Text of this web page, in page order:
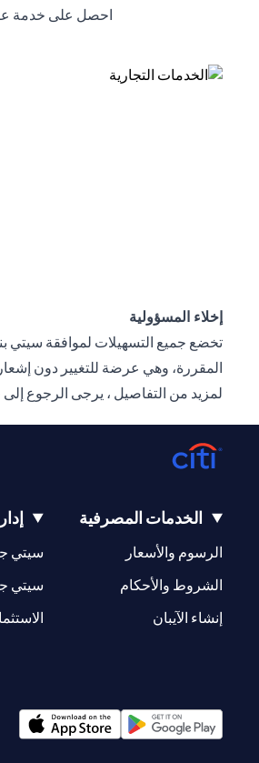
احصل على خدمة عالية
إخلاء المسؤولية
تخضع جميع التسهيلات لموافقة سيتي
المقررة، وهي عرضة للتغيير دون
لمزيد من التفاصيل ، يرجى الرجوع
الخدمات المصرفية
الرسوم والأسعار
الشروط والأحكام
إنشاء الآيبان
سيتي
سيتي